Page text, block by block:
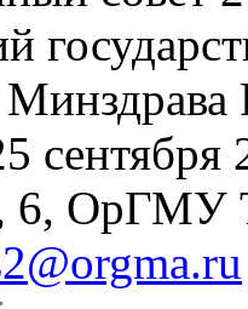
сентября
6, ОрГМУ